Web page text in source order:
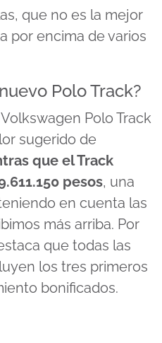
que no es la mejor
por encima de varios
Polo Track?
Polo Track
sugerido de
que el Track
pesos, una
en cuenta las
más arriba. Por
que todas las
los tres primeros
bonificados.